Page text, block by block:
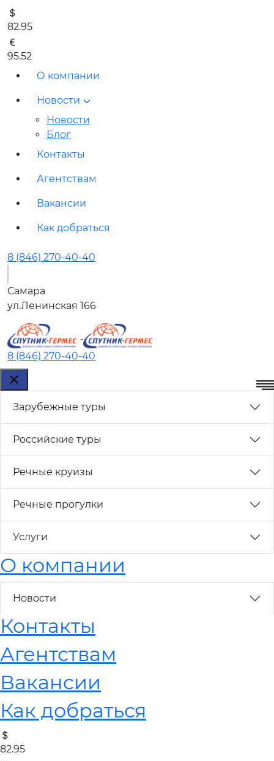
82.95
95.52
О компании
Новости
Новости
Блог
Контакты
Агентствам
Вакансии
Как добраться
8 (846) 270-40-40
Самара
ул.Ленинская 166
8 (846) 270-40-40
Зарубежные туры
Российские туры
Речные круизы
Речные прогулки
Услуги
О компании
Новости
Контакты
Агентствам
Вакансии
Как добраться
82.95